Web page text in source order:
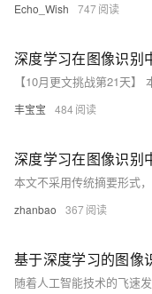
Echo_Wish 747
深度学习在图像识别
丰宝宝 484
深度学习在图像识别
zhanbao 367
基于深度学习的图像